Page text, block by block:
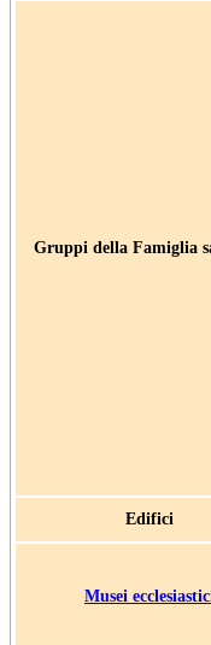
Gruppi della Famiglia
Edifici
Musei